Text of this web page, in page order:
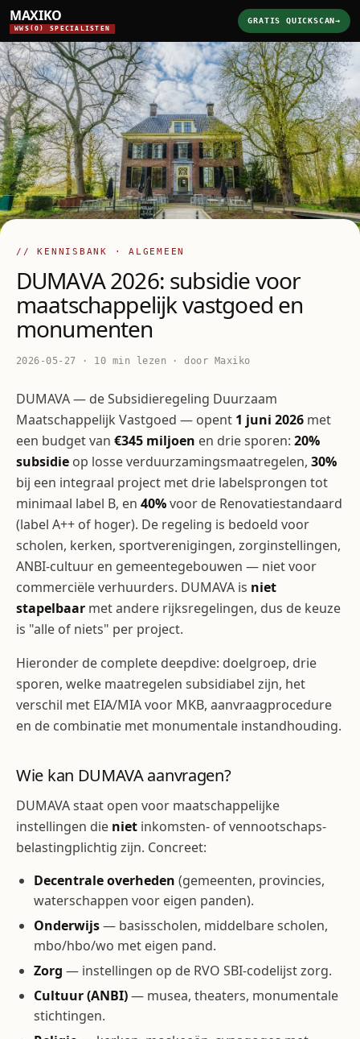
MAXIKO
WWS(O) SPECIALISTEN
GRATIS QUICKSCAN→
// KENNISBANK · ALGEMEEN
DUMAVA 2026: subsidie voor
maatschappelijk vastgoed en
monumenten
2026-05-27 · 10 min lezen · door Maxiko
DUMAVA — de Subsidieregeling Duurzaam
Maatschappelijk Vastgoed — opent 1 juni 2026 met
een budget van €345 miljoen en drie sporen: 20%
subsidie op losse verduurzamings­maatregelen, 30%
bij een integraal project met drie labelsprongen tot
minimaal label B, en 40%voor de Renovatie­standaard
(label A++ of hoger). De regeling is bedoeld voor
scholen, kerken, sport­verenigingen, zorginstellingen,
ANBI-cultuur en gemeentegebouwen — niet voor
commerciële verhuurders. DUMAVA is niet
stapelbaar met andere rijksregelingen, dus de keuze
is "alle of niets" per project.
Hieronder de complete deepdive: doelgroep, drie
sporen, welke maatregelen subsidiabel zijn, het
verschil met EIA/MIA voor MKB, aanvraagprocedure
en de combinatie met monumentale instandhouding.
Wie kan DUMAVA aanvragen?
DUMAVA staat open voor maatschappelijke
instellingen die niet inkomsten- of vennootschaps­
belasting­plichtig zijn. Concreet:
Decentrale overheden (gemeenten, provincies,
waterschappen voor eigen panden).
Onderwijs— basisscholen, middelbare scholen,
mbo/hbo/wo met eigen pand.
Zorg — instellingen op de RVO SBI-codelijst zorg.
Cultuur (ANBI)— musea, theaters, monumentale
stichtingen.